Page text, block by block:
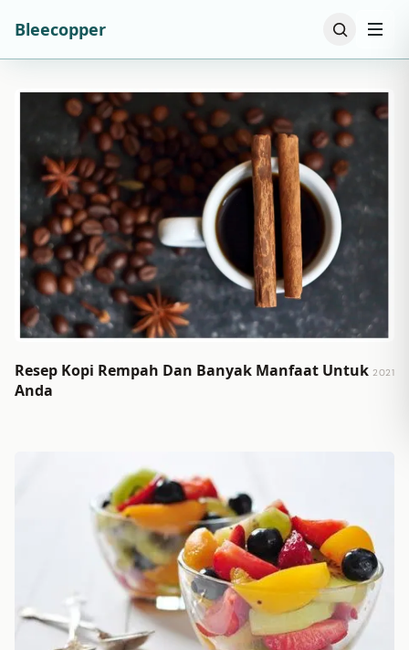
Bleecopper
Resep Kopi Rempah Dan Banyak Manfaat Untuk
Anda
2021